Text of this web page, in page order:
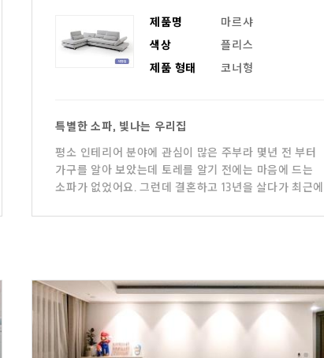
제품명
마르샤
색상
플리스
제품 형태
코너형
특별한 소파, 빛나는 우리집
평소 인테리어 분야에 관심이 많은 주부라 몇년 전 부터
가구를 알아 보았는데 토레를 알기 전에는 마음에 드는
소파가 없었어요. 그런데 결혼하고 13년을 살다가 최근에